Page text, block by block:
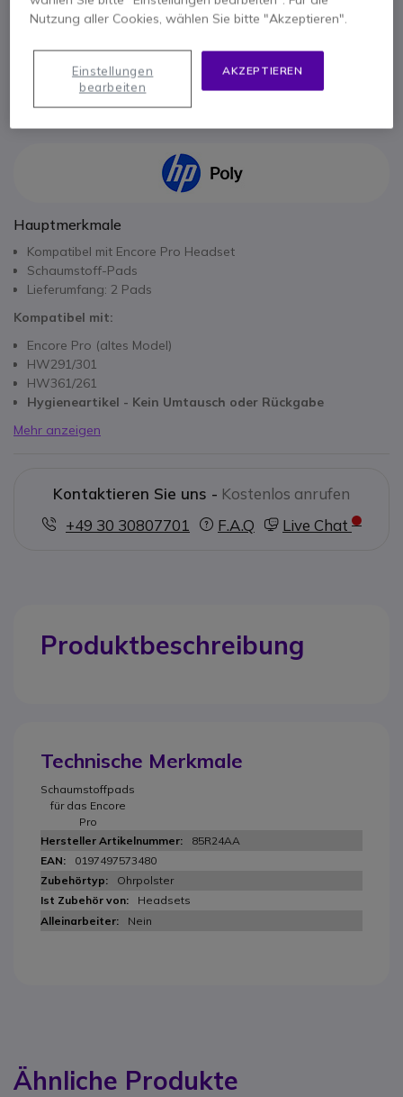
100+ Produkte im Plattformbestand
Lieferung:5-7 Tage
Hauptmerkmale
Kompatibel mit Encore Pro Headset
Schaumstoff-Pads
Lieferumfang: 2 Pads
Kompatibel mit:
Encore Pro (altes Model)
HW291/301
HW361/261
Hygieneartikel - Kein Umtausch oder Rückgabe
Mehr anzeigen
Kontaktieren Sie uns - Kostenlos anrufen
+49 30 30807701
F.A.Q Live Chat
Produktbeschreibung
Technische Merkmale
Schaumstoffpads
für das Encore
Pro
85R24AA
0197497573480
Ohrpolster
Headsets
Nein
Ähnliche Produkte
Nutzung aller Cookies, wählen Sie bitte "Akzeptieren".
AKZEPTIEREN
Einstellungen
bearbeiten